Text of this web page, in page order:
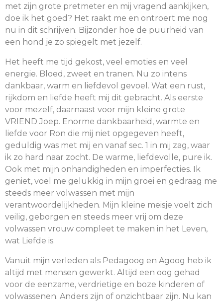
met zijn grote pretmeter en mij vragend aankijken,
doe ik het goed? Het raakt me en ontroert me nog
nu in dit schrijven. Bijzonder hoe de puurheid van
een hond je zo spiegelt met jezelf.
Het heeft me tijd gekost, veel emoties en veel
energie. Bloed, zweet en tranen. Nu zo intens
dankbaar, warm en liefdevol gevoel. Wat een rust,
rijkdom en liefde heeft mij dit gebracht. Als eerste
voor mezelf, daarnaast voor mijn kleine grote
VRIEND Joep. Enorme dankbaarheid, warmte en
liefde voor Ron die mij niet opgegeven heeft,
geduldig was met mij en vanaf sec. 1 in mij zag, waar
ik zo hard naar zocht. De warme, liefdevolle, pure ik.
Ook met mijn onhandigheden en imperfecties. Ik
geniet, voel me gelukkig in mijn groei en gedraag me
steeds meer volwassen met mijn
verantwoordelijkheden. Mijn kleine meisje voelt zich
veilig, geborgen en steeds meer vrij om deze
volwassen vrouw compleet te maken in het Leven,
wat Liefde is.
Vanuit mijn verleden als Pedagoog en Agoog heb ik
altijd met mensen gewerkt. Altijd een oog gehad
voor de eenzame, verdrietige en boze kinderen of
volwassenen. Anders zijn of onzichtbaar zijn. Nu kan